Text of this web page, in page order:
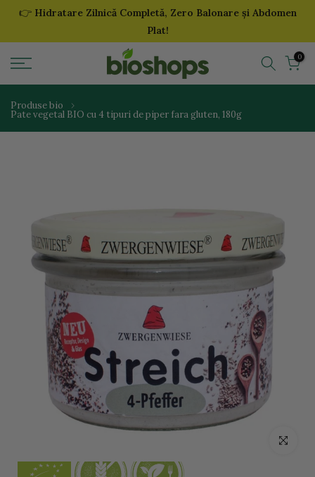
Sari
👉 Hidratare Zilnică Completă, Zero Balonare și Abdomen
Plat!
0
Produse bio
Pate vegetal BIO cu 4 tipuri de piper fara gluten, 180g
Click